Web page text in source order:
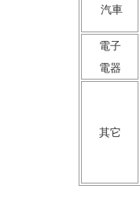
汽車
電子
電器
其它